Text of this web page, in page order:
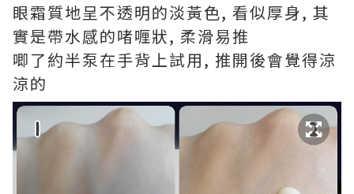
眼霜質地呈不透明的淡黃色, 看似厚身, 其
實是帶水感的啫喱狀, 柔滑易推
唧了約半泵在手背上試用, 推開後會覺得涼
涼的